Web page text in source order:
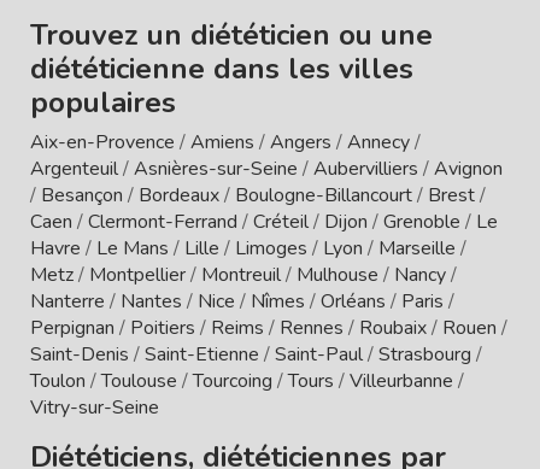
Trouvez un diététicien ou une
diététicienne dans les villes
populaires
Aix-en-Provence /Amiens /Angers /Annecy/
Argenteuil/Asnières-sur-Seine /Aubervilliers /Avignon
/ Besançon / Bordeaux/ Boulogne-Billancourt/ Brest/
Caen /Clermont-Ferrand /Créteil/ Dijon /Grenoble / Le
Havre / Le Mans / Lille / Limoges / Lyon / Marseille /
Metz/ Montpellier/ Montreuil/ Mulhouse / Nancy/
Nanterre / Nantes / Nice / Nîmes /Orléans / Paris /
Perpignan / Poitiers / Reims / Rennes / Roubaix/ Rouen /
Saint-Denis /Saint-Etienne /Saint-Paul/Strasbourg /
Toulon /Toulouse /Tourcoing /Tours /Villeurbanne /
Vitry-sur-Seine
Diététiciens, diététiciennes par